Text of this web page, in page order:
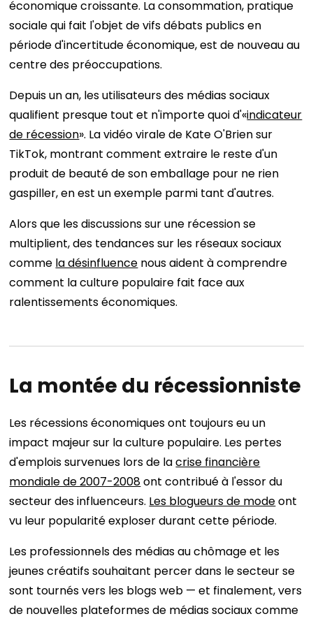
économique croissante. La consommation, pratique
sociale qui fait l'objet de vifs débats publics en
période d'incertitude économique, est de nouveau au
centre des préoccupations.
Depuis un an, les utilisateurs des médias sociaux
qualifient presque tout et n'importe quoi d'«indicateur
de récession». La vidéo virale de Kate O'Brien sur
TikTok, montrant comment extraire le reste d'un
produit de beauté de son emballage pour ne rien
gaspiller, en est un exemple parmi tant d'autres.
Alors que les discussions sur une récession se
multiplient, des tendances sur les réseaux sociaux
comme la désinfluence nous aident à comprendre
comment la culture populaire fait face aux
ralentissements économiques.
La montée du récessionniste
Les récessions économiques ont toujours eu un
impact majeur sur la culture populaire. Les pertes
d'emplois survenues lors de lacrise financière
mondiale de 2007-2008ont contribué à l'essor du
secteur des influenceurs. Les blogueurs de modeont
vu leur popularité exploser durant cette période.
Les professionnels des médias au chômage et les
jeunes créatifs souhaitant percer dans le secteur se
sont tournés vers les blogs web — et finalement, vers
de nouvelles plateformes de médias sociaux comme